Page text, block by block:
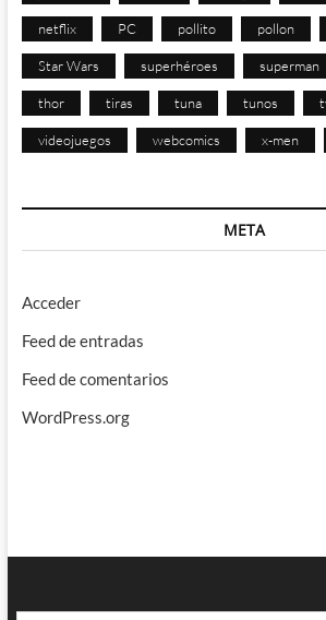
netflix PC pollito pollon
Star Wars superhéroes superman
thor tiras tuna tunos
videojuegos webcomics x-men
META
Acceder
Feed de entradas
Feed de comentarios
WordPress.org